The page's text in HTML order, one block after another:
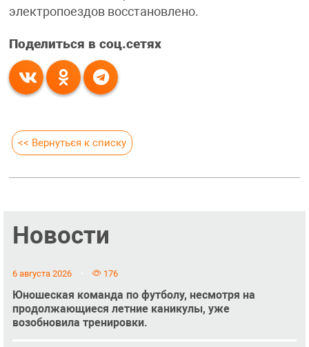
электропоездов восстановлено.
Поделиться в соц.сетях
<< Вернуться к списку
Новости
6 августа 2026 176
Юношеская команда по футболу, несмотря на
продолжающиеся летние каникулы, уже
возобновила тренировки.